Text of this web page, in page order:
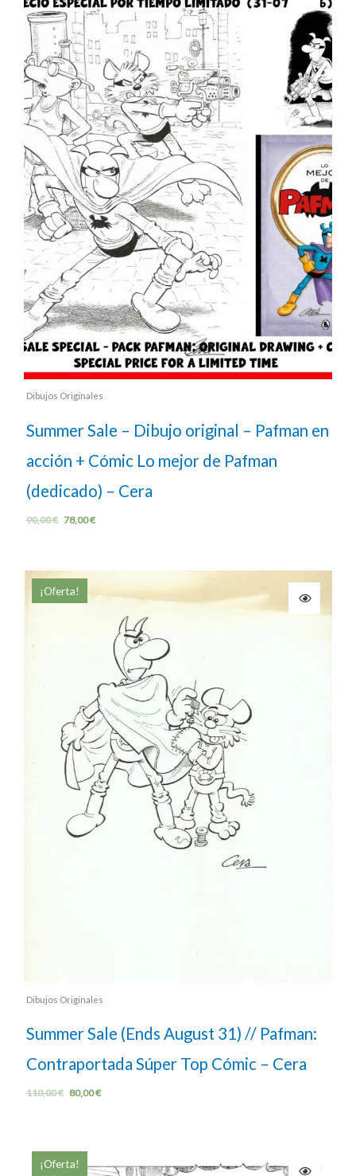
Dibujos Originales
Summer Sale – Dibujo original – Pafman en
acción + Cómic Lo mejor de Pafman
(dedicado) – Cera
90,00€ 78,00€
¡Oferta!
Dibujos Originales
Summer Sale (Ends August 31) // Pafman:
Contraportada Súper Top Cómic – Cera
110,00€ 80,00€
¡Oferta!